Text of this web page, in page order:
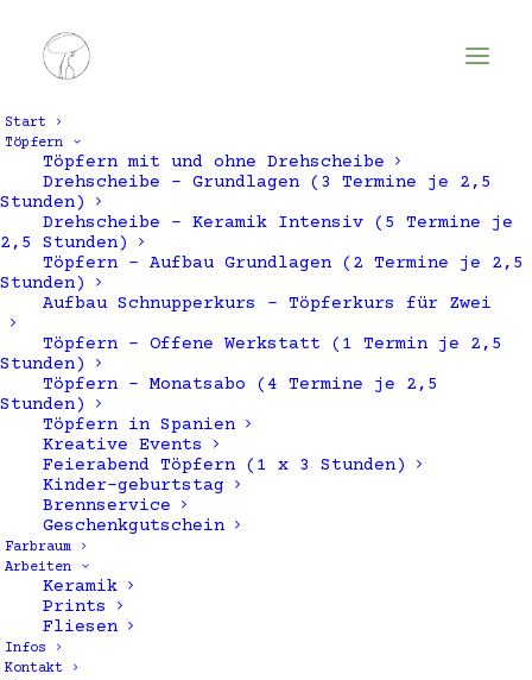
Start
Töpfern
Töpfern mit und ohne Drehscheibe
Drehscheibe – Grundlagen (3 Termine je 2,5
Stunden)
Drehscheibe – Keramik Intensiv (5 Termine je
2,5 Stunden)
Töpfern – Aufbau Grundlagen (2 Termine je 2,5
Stunden)
Aufbau Schnupperkurs – Töpferkurs für Zwei
Töpfern – Offene Werkstatt (1 Termin je 2,5
Stunden)
Töpfern – Monatsabo (4 Termine je 2,5
Stunden)
Töpfern in Spanien
Kreative Events
Feierabend Töpfern (1 x 3 Stunden)
Kinder-geburtstag
Brennservice
Geschenkgutschein
Farbraum
Arbeiten
Keramik
Prints
Fliesen
Infos
Kontakt
Architektur